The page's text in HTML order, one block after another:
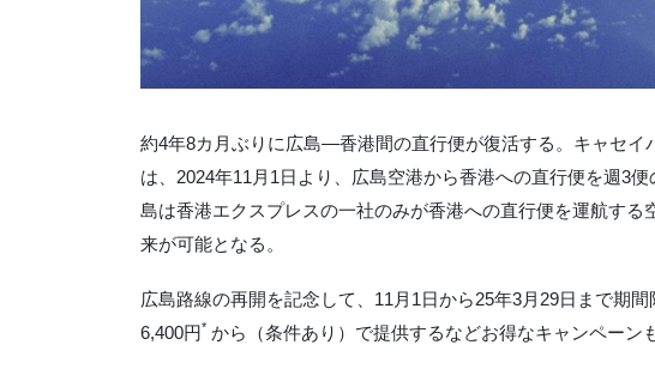
約4年8カ月ぶりに広島―香港間の直行便が復活する。キャセイ
は、2024年11月1日より、広島空港から香港への直行便を週3
島は香港エクスプレスの一社のみが香港への直行便を運航す
来が可能となる。
広島路線の再開を記念して、11月1日から25年3月29日まで期
6,400円* から（条件あり）で提供するなどお得なキャンペーン